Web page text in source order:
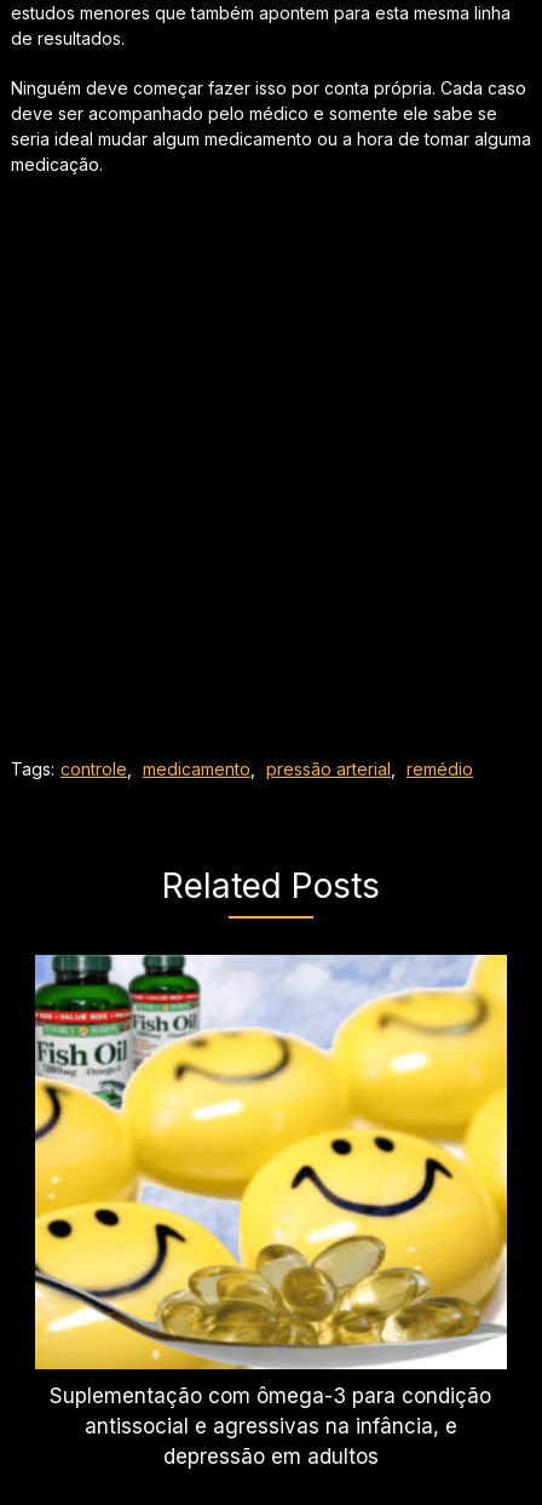
estudos menores que também apontem para esta mesma linha
de resultados.
Ninguém deve começar fazer isso por conta própria. Cada caso
deve ser acompanhado pelo médico e somente ele sabe se
seria ideal mudar algum medicamento ou a hora de tomar alguma
medicação.
Tags: controle medicamento pressão arterial remédio
Related Posts
Suplementação com ômega-3 para condição
antissocial e agressivas na infância, e
depressão em adultos